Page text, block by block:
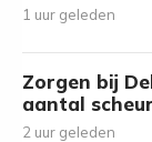
1 uur geleden
Zorgen bij
aantal
2 uur geleden